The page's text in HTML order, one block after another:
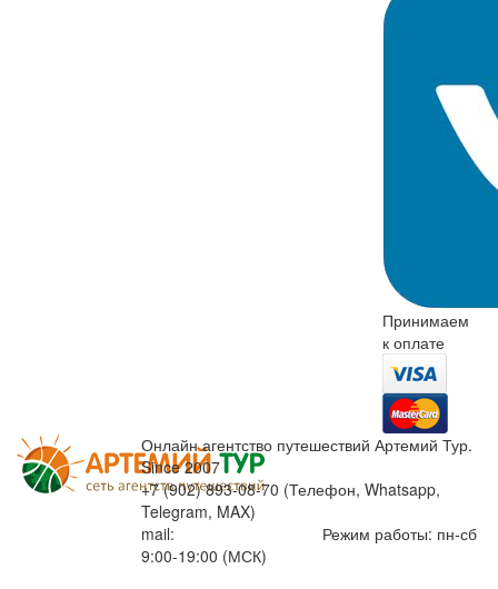
Принимаем
к оплате
Онлайн агентство путешествий Артемий Тур.
Since 2007
+7 (902) 893-08-70 (Телефон, Whatsapp,
Telegram, MAX)
mail:
Режим работы: пн-сб
9:00-19:00 (МСК)